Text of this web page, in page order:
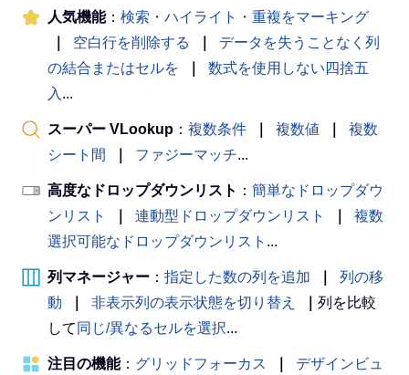
人気機能： 検索・ハイライト・重複をマーキング
空白行を削除する
データを失うことなく列
の結合またはセルを
数式を使用しない四捨五
入 ...
スーパー VLookup ： 複数条件 複数値
複数
シート間
ファジーマッチ...
高度なドロップダウンリスト ： 簡単なドロップダウ
ンリスト
連動型ドロップダウンリスト
複数
選択可能なドロップダウンリスト ...
列マネージャー ： 指定した数の列を追加
列の移
動
非表示列の表示状態を切り替え
列を比較
して 同じ/異なるセルを選択...
注目の機能： グリッドフォーカス
デザインビュ